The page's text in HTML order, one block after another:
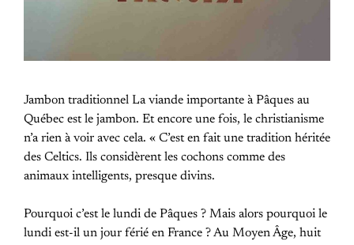
Jambon traditionnel La viande importante à Pâques au
Québec est le jambon. Et encore une fois, le christianisme
n’a rien à voir avec cela. « C’est en fait une tradition héritée
des Celtics. Ils considèrent les cochons comme des
animaux intelligents, presque divins.
Pourquoi c’est le lundi de Pâques ? Mais alors pourquoi le
lundi est-il un jour férié en France ? Au Moyen Âge, huit